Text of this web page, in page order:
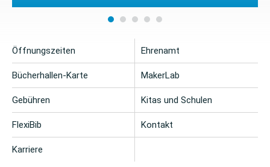
Öffnungszeiten
Bücherhallen-Karte
Gebühren
FlexiBib
Karriere
Ehrenamt
MakerLab
Kitas und Schulen
Kontakt